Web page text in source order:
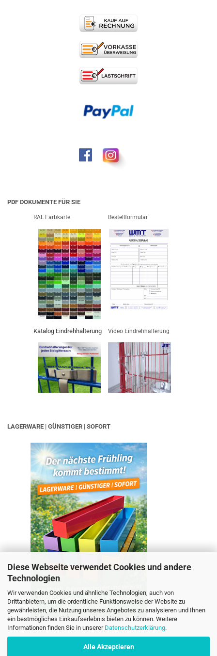
Diese Webseite verwendet Cookies und andere
Technologien
Wir verwenden Cookies und ähnliche Technologien, auch von
Drittanbietern, um die ordentliche Funktionsweise der Website zu
gewährleisten, die Nutzung unseres Angebotes zu analysieren und Ihnen
ein bestmögliches Einkaufserlebnis bieten zu können. Weitere
Informationen finden Sie in unserer Datenschutzerklärung.
Alle Akzeptieren
PDF DOKUMENTE FÜR SIE
RAL Farbkarte Bestellformular
Katalog Eindrehhalterung Video Eindrehhalterung
LAGERWARE | GÜNSTIGER | SOFORT